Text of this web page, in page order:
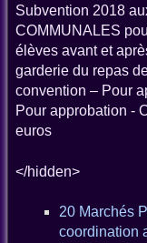
Subvention 2018
COMMUNALES
élèves avant et
garderie du repas
convention – Pour
Pour approbation -
euros
</hidden>
20 Marchés
coordination